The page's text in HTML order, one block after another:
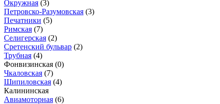
Окружная (3)
Петровско-Разумовская (3)
Печатники (5)
Римская (7)
Селигерская (2)
Сретенский бульвар (2)
Трубная (4)
Фонвизинская (0)
Чкаловская (7)
Шипиловская (4)
Калининская
Авиамоторная (6)